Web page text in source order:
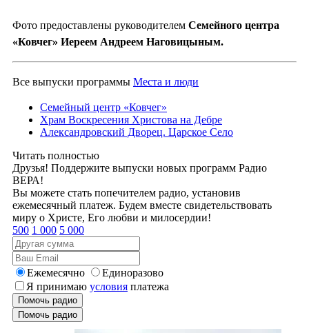
Фото предоставлены руководителем Семейного центра
«Ковчег» Иереем Андреем Наговицыным.
Все выпуски программы Места и люди
Семейный центр «Ковчег»
Храм Воскресения Христова на Дебре
Александровский Дворец. Царское Село
Читать полностью
Друзья! Поддержите выпуски новых программ Радио
ВЕРА!
Вы можете стать попечителем радио, установив
ежемесячный платеж. Будем вместе свидетельствовать
миру о Христе, Его любви и милосердии!
500 1 000 5 000
Ежемесячно
Единоразово
Я принимаю условия платежа
Помочь радио
Помочь радио